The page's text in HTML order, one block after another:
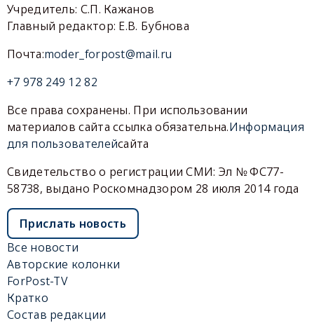
Учредитель: С.П. Кажанов
Главный редактор: Е.В. Бубнова
Почта:moder_forpost@mail.ru
+7 978 249 12 82
Все права сохранены. При использовании
материалов сайта ссылка обязательна.Информация
для пользователейсайта
Свидетельство о регистрации СМИ: Эл № ФС77-
58738, выдано Роскомнадзором 28 июля 2014 года
Прислать новость
Все новости
Авторские колонки
ForPost-TV
Кратко
Состав редакции